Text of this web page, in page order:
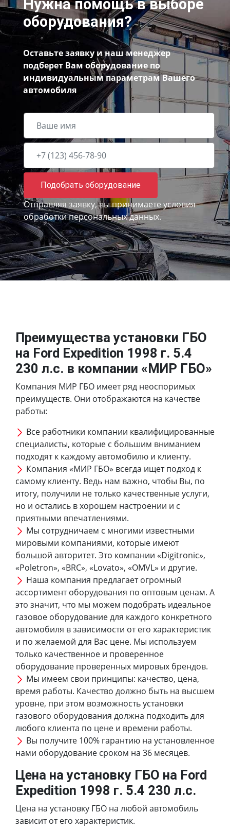
Нужна помощь в выборе
оборудования?
Оставьте заявку и наш менеджер
подберет Вам оборудование по
индивидуальным параметрам Вашего
автомобиля
Подобрать оборудование
Отправляя заявку, вы принимаете условия
обработки персональных данных.
Преимущества установки ГБО
на Ford Expedition 1998 г. 5.4
230 л.с. в компании «МИР ГБО»
Компания МИР ГБО имеет ряд неоспоримых
преимуществ. Они отображаются на качестве
работы:
Все работники компании квалифицированные
специалисты, которые с большим вниманием
подходят к каждому автомобилю и клиенту.
Компания «МИР ГБО» всегда ищет подход к
самому клиенту. Ведь нам важно, чтобы Вы, по
итогу, получили не только качественные услуги,
но и остались в хорошем настроении и с
приятными впечатлениями.
Мы сотрудничаем с многими известными
мировыми компаниями, которые имеют
большой авторитет. Это компании «Digitronic»,
«Poletron», «BRC», «Lovato», «OMVL» и другие.
Наша компания предлагает огромный
ассортимент оборудования по оптовым ценам. А
это значит, что мы можем подобрать идеальное
газовое оборудование для каждого конкретного
автомобиля в зависимости от его характеристик
и по желаемой для Вас цене. Мы используем
только качественное и проверенное
оборудование проверенных мировых брендов.
Мы имеем свои принципы: качество, цена,
время работы. Качество должно быть на высшем
уровне, при этом возможность установки
газового оборудования должна подходить для
любого клиента по цене и времени работы.
Вы получите 100% гарантию на установленное
нами оборудование сроком на 36 месяцев.
Цена на установку ГБО на Ford
Expedition 1998 г. 5.4 230 л.с.
Цена на установку ГБО на любой автомобиль
зависит от его характеристик.